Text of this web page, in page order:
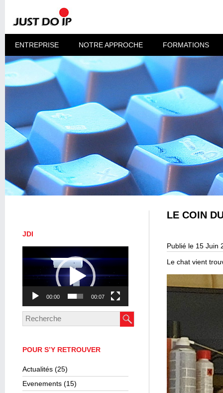
ENTREPRISE NOTRE APPROCHE FORMATIONS
JDI
vidéo
00:00 00:07
POUR S’Y RETROUVER
Actualités (25)
Evenements (15)
LE COIN
Publié le 15 Juin
Le chat vient